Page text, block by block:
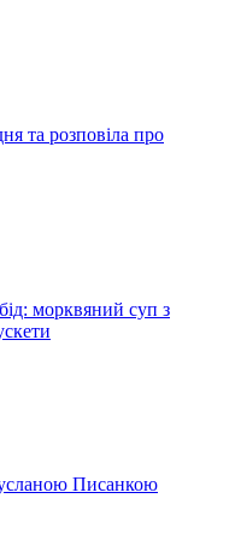
та розповіла про
морквяний суп з
Писанкою